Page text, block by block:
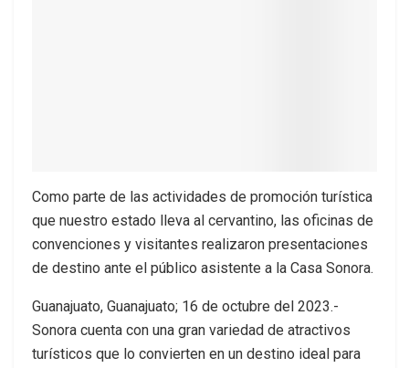
Como parte de las actividades de promoción turística
que nuestro estado lleva al cervantino, las oficinas de
convenciones y visitantes realizaron presentaciones
de destino ante el público asistente a la Casa Sonora.
Guanajuato, Guanajuato; 16 de octubre del 2023.-
Sonora cuenta con una gran variedad de atractivos
turísticos que lo convierten en un destino ideal para